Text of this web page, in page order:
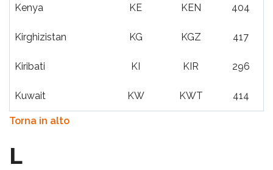
Kenya KE KEN 404
Kirghizistan KG KGZ 417
Kiribati KI KIR 296
Kuwait KW KWT 414
Torna in alto
L